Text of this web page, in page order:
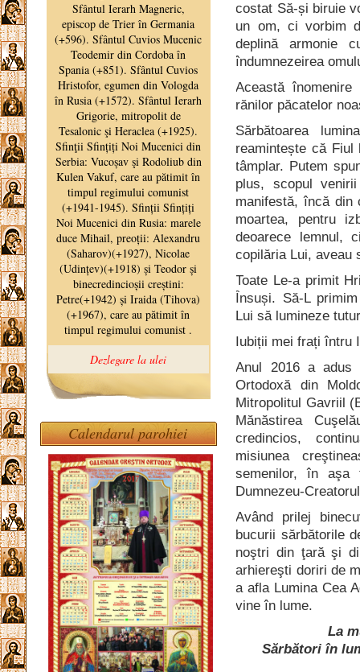
costat Să-și biruie
un om, ci vorbim
deplină armonie
îndumnezeirea
Această
rănilor păcatelor
Sărbătoarea
reamintește că
tâmplar. Putem
plus, scopul
manifestă, încă din
moartea, pentru
deoarece lemnul,
copilăria Lui, aveau
Toate Le-a primit
Însuși. Să-L
Lui să lumineze
Iubiții mei frați întru
Anul 2016 a adus
Ortodoxă din
Mitropolitul Gavriil
Mănăstirea
credincios,
misiunea
semenilor, în aşa
Dumnezeu-
Având prilej
bucurii sărbătorile
noştri din ţară şi
arhiereşti doriri de
a afla Lumina Cea
vine în lume.
La
Sărbători în
Calendarul parohiei